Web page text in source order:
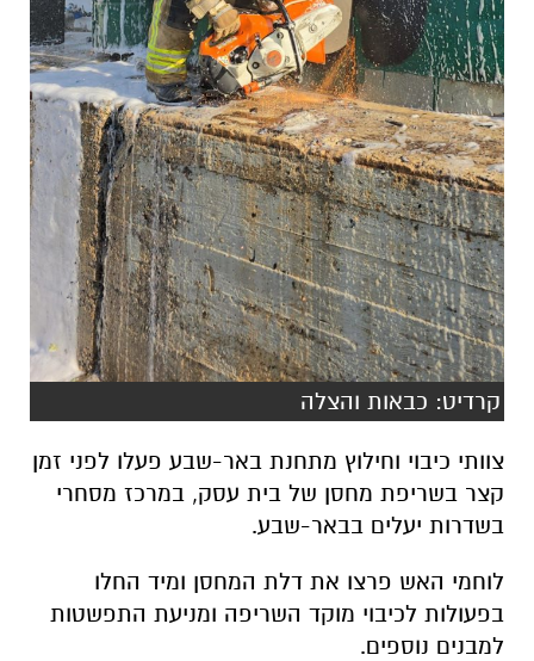
קרדיט: כבאות והצלה
צוותי כיבוי וחילוץ מתחנת באר-שבע פעלו לפני זמן
קצר בשריפת מחסן של בית עסק, במרכז מסחרי
בשדרות יעלים בבאר-שבע.
לוחמי האש פרצו את דלת המחסן ומיד החלו
בפעולות לכיבוי מוקד השריפה ומניעת התפשטות
למבנים נוספים.